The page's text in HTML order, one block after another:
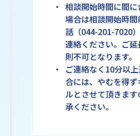
相談開始時間に間に
場合は相談開始時
話（044-201-7020
連絡ください。ご
則不可となります。
ご連絡なく10分以
合には、やむを得ず
ルとさせて頂きます
承ください。